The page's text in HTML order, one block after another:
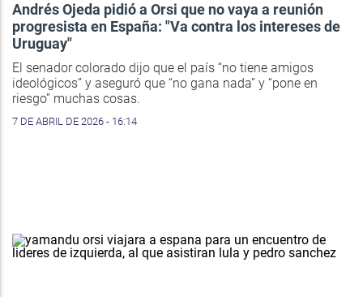
Andrés Ojeda pidió a Orsi que no vaya a reunión
progresista en España: "Va contra los intereses de
Uruguay"
El senador colorado dijo que el país “no tiene amigos
ideológicos” y aseguró que “no gana nada” y “pone en
riesgo” muchas cosas.
7 DE ABRIL DE 2026 - 16:14